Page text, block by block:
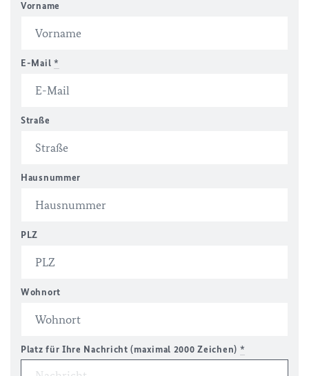
Vorname
E-Mail *
Straße
Hausnummer
PLZ
Wohnort
Platz für Ihre Nachricht (maximal 2000 Zeichen) *